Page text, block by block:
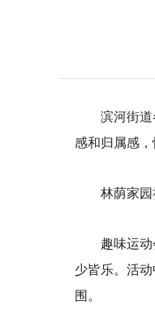
滨河街
感和归属感，
林荫家
趣味运
少皆乐。活
围。